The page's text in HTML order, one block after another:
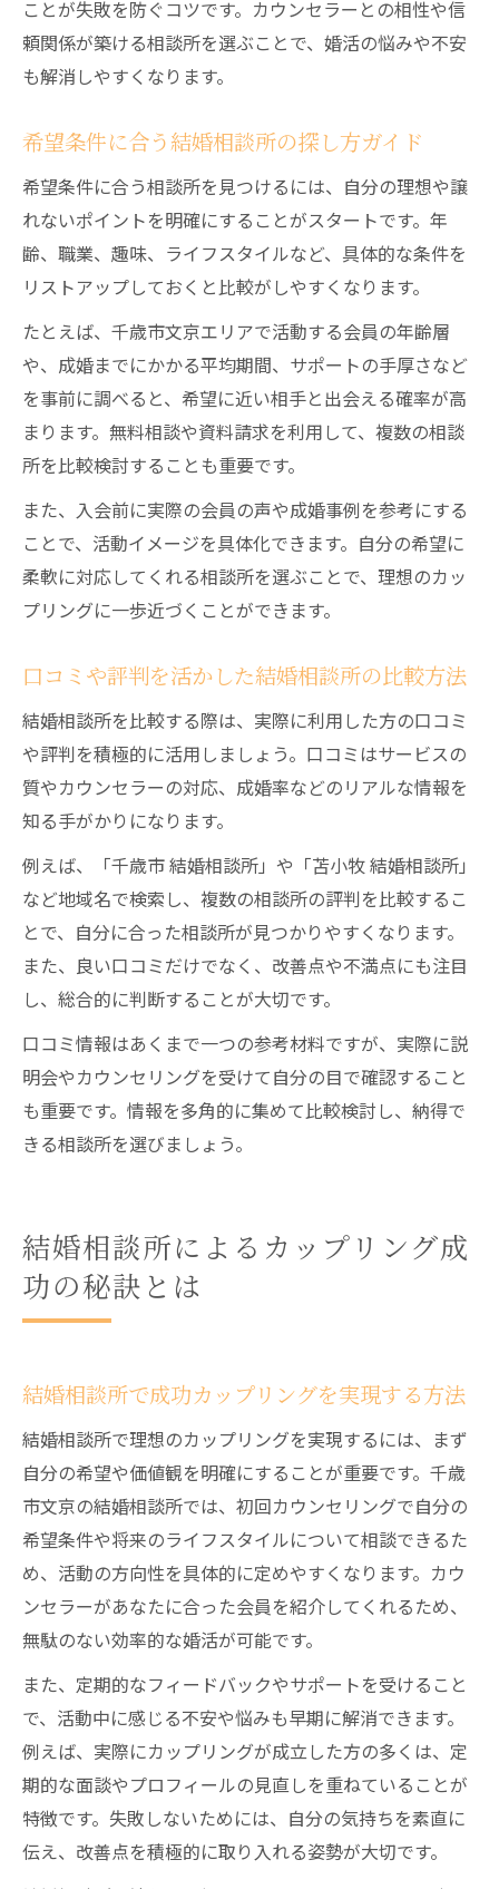
ことが失敗を防ぐコツです。カウンセラーとの相性や信
頼関係が築ける相談所を選ぶことで、婚活の悩みや不安
も解消しやすくなります。
希望条件に合う結婚相談所の探し方ガイド
希望条件に合う相談所を見つけるには、自分の理想や譲
れないポイントを明確にすることがスタートです。年
齢、職業、趣味、ライフスタイルなど、具体的な条件を
リストアップしておくと比較がしやすくなります。
たとえば、千歳市文京エリアで活動する会員の年齢層
や、成婚までにかかる平均期間、サポートの手厚さなど
を事前に調べると、希望に近い相手と出会える確率が高
まります。無料相談や資料請求を利用して、複数の相談
所を比較検討することも重要です。
また、入会前に実際の会員の声や成婚事例を参考にする
ことで、活動イメージを具体化できます。自分の希望に
柔軟に対応してくれる相談所を選ぶことで、理想のカッ
プリングに一歩近づくことができます。
口コミや評判を活かした結婚相談所の比較方法
結婚相談所を比較する際は、実際に利用した方の口コミ
や評判を積極的に活用しましょう。口コミはサービスの
質やカウンセラーの対応、成婚率などのリアルな情報を
知る手がかりになります。
例えば、「千歳市 結婚相談所」や「苫小牧 結婚相談所」
など地域名で検索し、複数の相談所の評判を比較するこ
とで、自分に合った相談所が見つかりやすくなります。
また、良い口コミだけでなく、改善点や不満点にも注目
し、総合的に判断することが大切です。
口コミ情報はあくまで一つの参考材料ですが、実際に説
明会やカウンセリングを受けて自分の目で確認すること
も重要です。情報を多角的に集めて比較検討し、納得で
きる相談所を選びましょう。
結婚相談所によるカップリング成
功の秘訣とは
結婚相談所で成功カップリングを実現する方法
結婚相談所で理想のカップリングを実現するには、まず
自分の希望や価値観を明確にすることが重要です。千歳
市文京の結婚相談所では、初回カウンセリングで自分の
希望条件や将来のライフスタイルについて相談できるた
め、活動の方向性を具体的に定めやすくなります。カウ
ンセラーがあなたに合った会員を紹介してくれるため、
無駄のない効率的な婚活が可能です。
また、定期的なフィードバックやサポートを受けること
で、活動中に感じる不安や悩みも早期に解消できます。
例えば、実際にカップリングが成立した方の多くは、定
期的な面談やプロフィールの見直しを重ねていることが
特徴です。失敗しないためには、自分の気持ちを素直に
伝え、改善点を積極的に取り入れる姿勢が大切です。